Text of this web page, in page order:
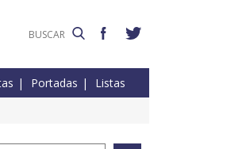
Portadas Listas